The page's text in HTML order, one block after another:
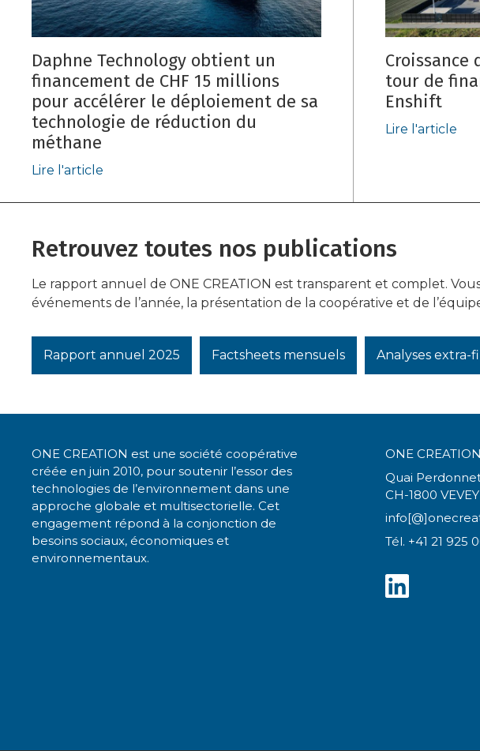
Daphne Technology obtient un
financement de CHF 15 millions
pour accélérer le déploiement de sa
technologie de réduction du
méthane
Lire l'article
Croissance
tour de
Enshift
Lire l'article
Retrouvez toutes nos publications
Le rapport annuel de ONE CREATION est transparent et complet.
événements de l’année, la présentation de la coopérative et de
Rapport annuel 2025 Factsheets mensuels Analyses extra-
ONE CREATION est une société coopérative
créée en juin 2010, pour soutenir l’essor des
technologies de l’environnement dans une
approche globale et multisectorielle. Cet
engagement répond à la conjonction de
besoins sociaux, économiques et
environnementaux.
ONE
Quai
CH-1800
Tél. +41 21 925